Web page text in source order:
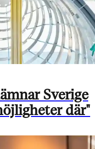
Sverige
där"